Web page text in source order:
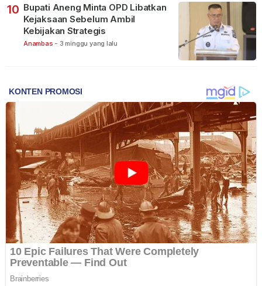
10 Bupati Aneng Minta OPD Libatkan
Kejaksaan Sebelum Ambil
Kebijakan Strategis
Anambas - 3 minggu yang lalu